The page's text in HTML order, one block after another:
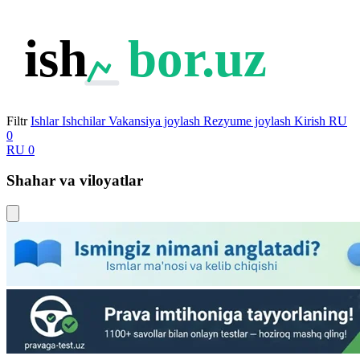
ish bor.uz
Filtr Ishlar Ishchilar Vakansiya joylash Rezyume joylash Kirish RU
0
RU 0
Shahar va viloyatlar